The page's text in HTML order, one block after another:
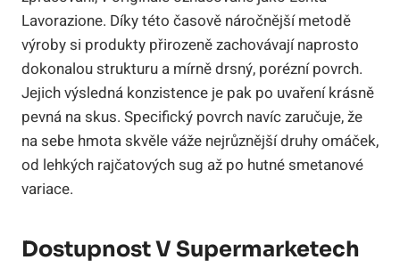
Lavorazione. Díky této časově náročnější metodě
výroby si produkty přirozeně zachovávají naprosto
dokonalou strukturu a mírně drsný, porézní povrch.
Jejich výsledná konzistence je pak po uvaření krásně
pevná na skus. Specifický povrch navíc zaručuje, že
na sebe hmota skvěle váže nejrůznější druhy omáček,
od lehkých rajčatových sug až po hutné smetanové
variace.
Dostupnost V Supermarketech